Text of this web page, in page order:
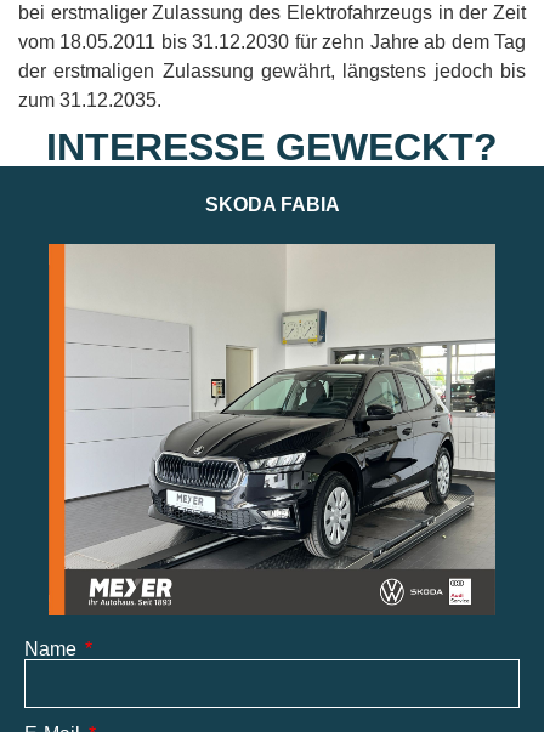
bei erstmaliger Zulassung des Elektrofahrzeugs in der Zeit
vom 18.05.2011 bis 31.12.2030 für zehn Jahre ab dem Tag
der erstmaligen Zulassung gewährt, längstens jedoch bis
zum 31.12.2035.
INTERESSE GEWECKT?
Name
SKODA FABIA